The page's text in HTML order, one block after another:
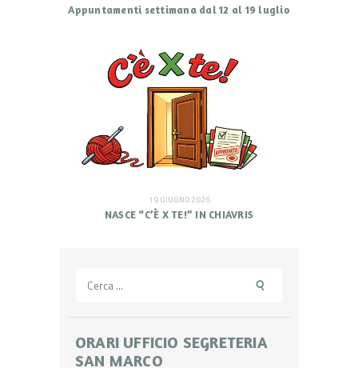
Appuntamenti settimana dal 12 al 19 luglio
19 GIUGNO 2026
NASCE “C’È X TE!” IN CHIAVRIS
per:
ORARI UFFICIO SEGRETERIA
SAN MARCO